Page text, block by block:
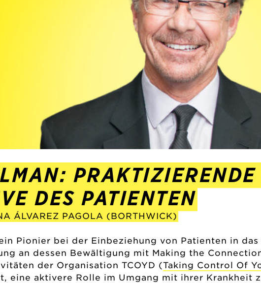
DES PATIENTEN
ÁLVAREZ PAGOLA (BORTHWICK)
Pionier bei der Einbeziehung von Patienten in
an dessen Bewältigung mit Making the
der Organisation TCOYD (Taking Control Of
eine aktivere Rolle im Umgang mit ihrer Krankheit